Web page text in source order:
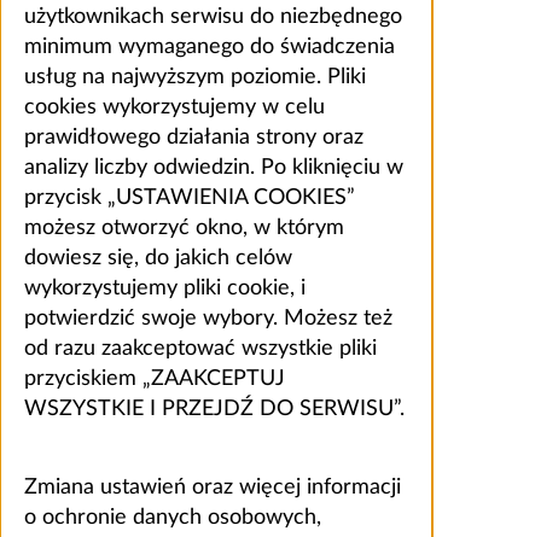
użytkownikach serwisu do niezbędnego
minimum wymaganego do świadczenia
usług na najwyższym poziomie. Pliki
cookies wykorzystujemy w celu
prawidłowego działania strony oraz
analizy liczby odwiedzin. Po kliknięciu w
przycisk „USTAWIENIA COOKIES”
możesz otworzyć okno, w którym
dowiesz się, do jakich celów
wykorzystujemy pliki cookie, i
potwierdzić swoje wybory. Możesz też
od razu zaakceptować wszystkie pliki
przyciskiem „ZAAKCEPTUJ
WSZYSTKIE I PRZEJDŹ DO SERWISU”.
Zmiana ustawień oraz więcej informacji
o ochronie danych osobowych,